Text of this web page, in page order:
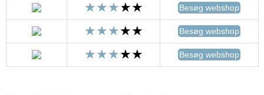
Besøg webshop
Besøg webshop
Besøg webshop